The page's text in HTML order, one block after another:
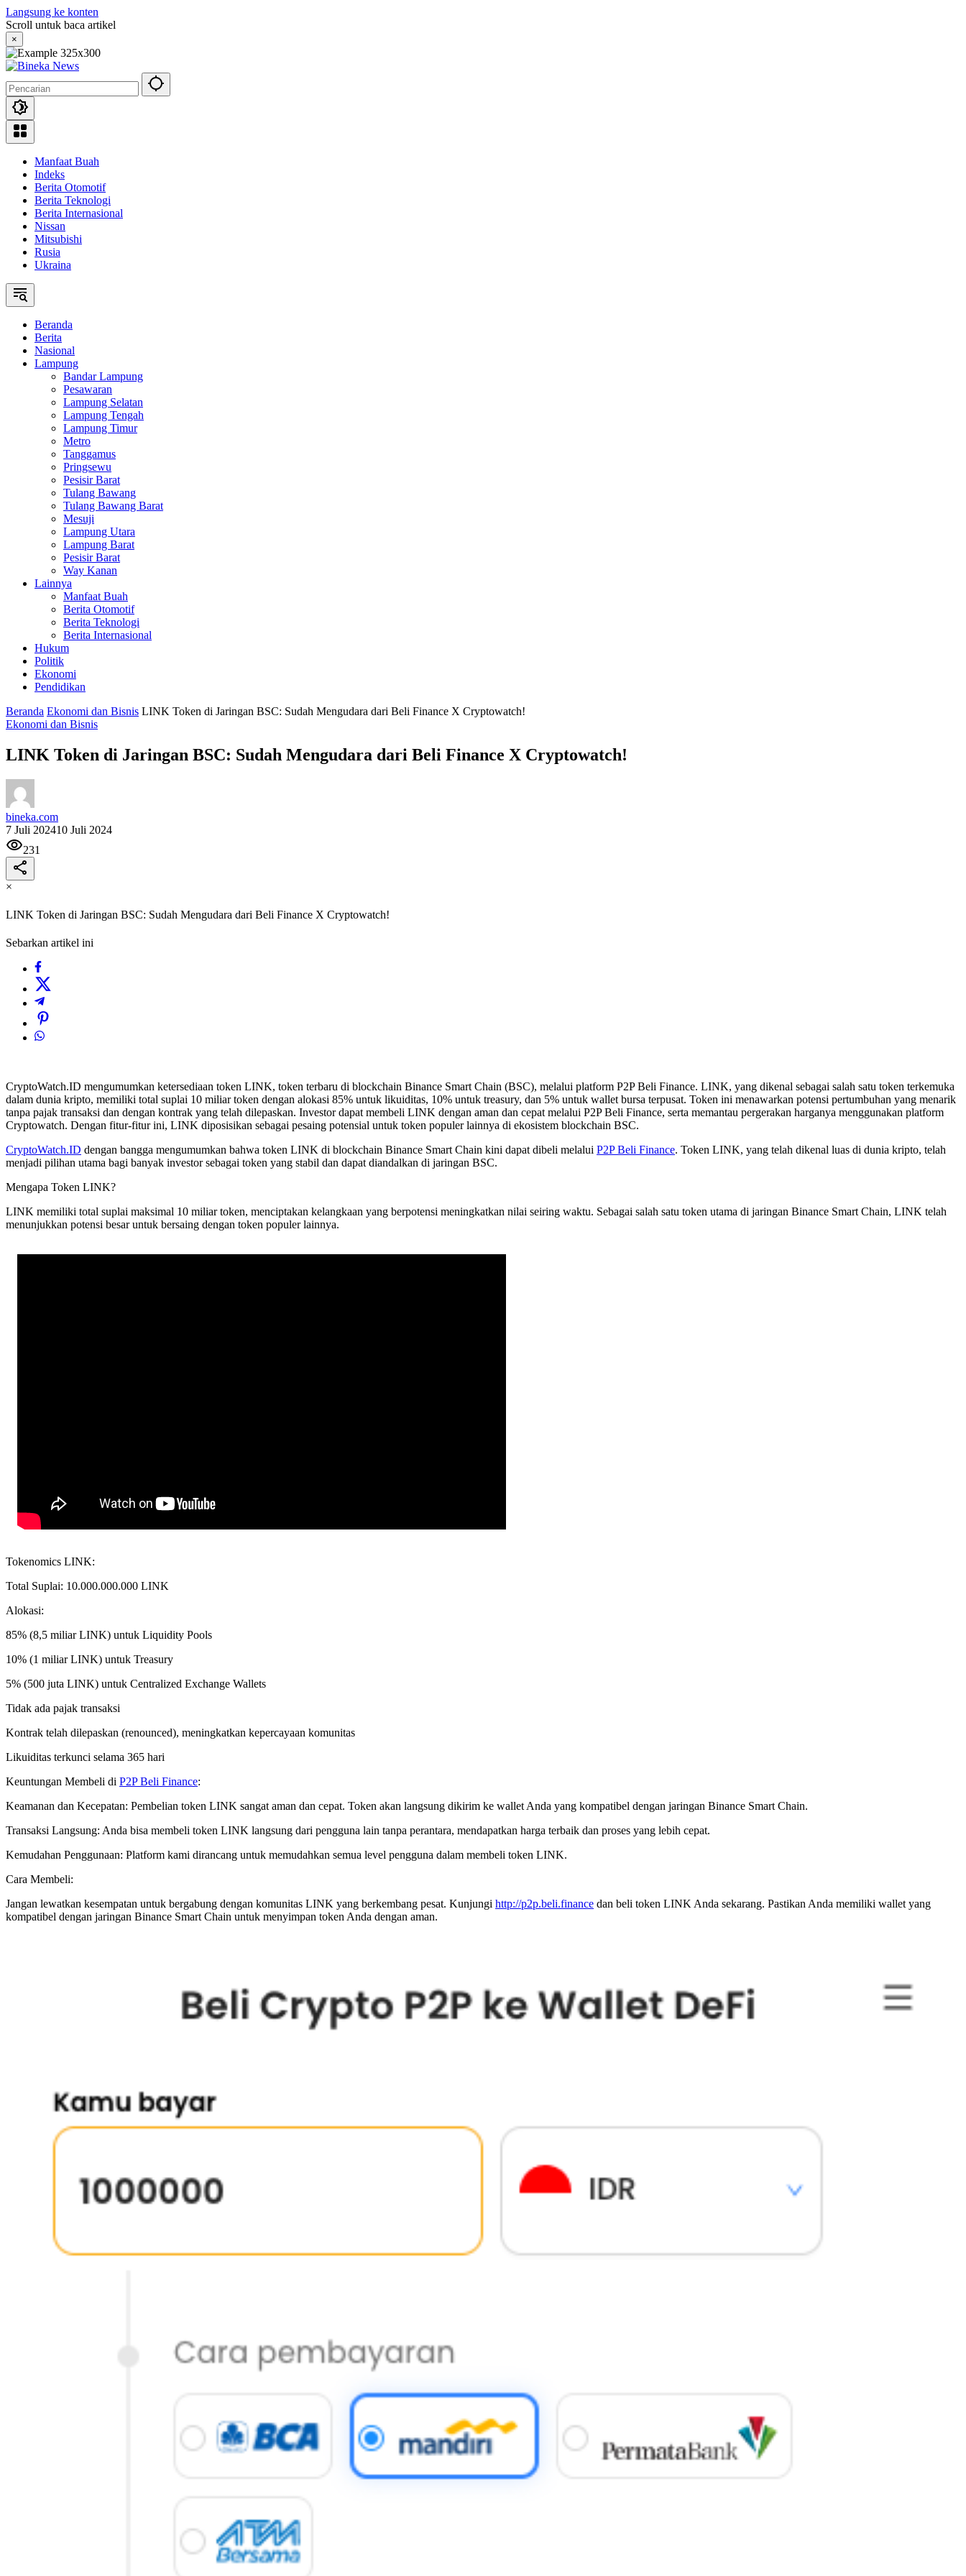
Langsung ke konten
Scroll untuk baca artikel
×
Manfaat Buah
Indeks
Berita Otomotif
Berita Teknologi
Berita Internasional
Nissan
Mitsubishi
Rusia
Ukraina
Beranda
Berita
Nasional
Lampung
Bandar Lampung
Pesawaran
Lampung Selatan
Lampung Tengah
Lampung Timur
Metro
Tanggamus
Pringsewu
Pesisir Barat
Tulang Bawang
Tulang Bawang Barat
Mesuji
Lampung Utara
Lampung Barat
Pesisir Barat
Way Kanan
Lainnya
Manfaat Buah
Berita Otomotif
Berita Teknologi
Berita Internasional
Hukum
Politik
Ekonomi
Pendidikan
Beranda Ekonomi dan Bisnis LINK Token di Jaringan BSC: Sudah Mengudara dari Beli Finance X Cryptowatch!
Ekonomi dan Bisnis
LINK Token di Jaringan BSC: Sudah Mengudara dari Beli Finance X Cryptowatch!
bineka.com
7 Juli 202410 Juli 2024
231
×
LINK Token di Jaringan BSC: Sudah Mengudara dari Beli Finance X Cryptowatch!
Sebarkan artikel ini
CryptoWatch.ID mengumumkan ketersediaan token LINK, token terbaru di blockchain Binance Smart Chain (BSC), melalui platform P2P Beli Finance. LINK, yang dikenal sebagai salah satu token terkemuka
dalam dunia kripto, memiliki total suplai 10 miliar token dengan alokasi 85% untuk likuiditas, 10% untuk treasury, dan 5% untuk wallet bursa terpusat. Token ini menawarkan potensi pertumbuhan yang menarik
tanpa pajak transaksi dan dengan kontrak yang telah dilepaskan. Investor dapat membeli LINK dengan aman dan cepat melalui P2P Beli Finance, serta memantau pergerakan harganya menggunakan platform
Cryptowatch. Dengan fitur-fitur ini, LINK diposisikan sebagai pesaing potensial untuk token populer lainnya di ekosistem blockchain BSC.
CryptoWatch.ID dengan bangga mengumumkan bahwa token LINK di blockchain Binance Smart Chain kini dapat dibeli melalui P2P Beli Finance. Token LINK, yang telah dikenal luas di dunia kripto, telah
menjadi pilihan utama bagi banyak investor sebagai token yang stabil dan dapat diandalkan di jaringan BSC.
Mengapa Token LINK?
LINK memiliki total suplai maksimal 10 miliar token, menciptakan kelangkaan yang berpotensi meningkatkan nilai seiring waktu. Sebagai salah satu token utama di jaringan Binance Smart Chain, LINK telah
menunjukkan potensi besar untuk bersaing dengan token populer lainnya.
Tokenomics LINK:
Total Suplai: 10.000.000.000 LINK
Alokasi:
85% (8,5 miliar LINK) untuk Liquidity Pools
10% (1 miliar LINK) untuk Treasury
5% (500 juta LINK) untuk Centralized Exchange Wallets
Tidak ada pajak transaksi
Kontrak telah dilepaskan (renounced), meningkatkan kepercayaan komunitas
Likuiditas terkunci selama 365 hari
Keuntungan Membeli di P2P Beli Finance:
Keamanan dan Kecepatan: Pembelian token LINK sangat aman dan cepat. Token akan langsung dikirim ke wallet Anda yang kompatibel dengan jaringan Binance Smart Chain.
Transaksi Langsung: Anda bisa membeli token LINK langsung dari pengguna lain tanpa perantara, mendapatkan harga terbaik dan proses yang lebih cepat.
Kemudahan Penggunaan: Platform kami dirancang untuk memudahkan semua level pengguna dalam membeli token LINK.
Cara Membeli:
Jangan lewatkan kesempatan untuk bergabung dengan komunitas LINK yang berkembang pesat. Kunjungi http://p2p.beli.finance dan beli token LINK Anda sekarang. Pastikan Anda memiliki wallet yang
kompatibel dengan jaringan Binance Smart Chain untuk menyimpan token Anda dengan aman.